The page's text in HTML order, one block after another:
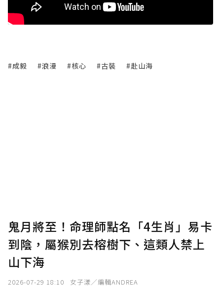
#成毅 #浪漫 #核心 #古裝 #赴山海
鬼月將至！命理師點名「4生肖」易卡
到陰，屬猴別去榕樹下、這類人禁上
山下海
2026-07-29 18:10 女子漾／編輯ANDREA